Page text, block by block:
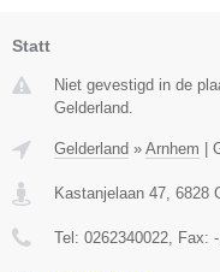
Statt
Niet gevestigd in de
Gelderland.
Gelderland » Arnhem
Kastanjelaan 47, 6828
Tel: 0262340022, Fax: -